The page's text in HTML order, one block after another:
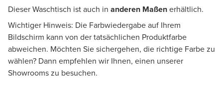
Dieser Waschtisch ist auch in anderen Maßenerhältlich.
Wichtiger Hinweis: Die Farbwiedergabe auf Ihrem
Bildschirm kann von der tatsächlichen Produktfarbe
abweichen. Möchten Sie sichergehen, die richtige Farbe zu
wählen? Dann empfehlen wir Ihnen, einen unserer
Showrooms zu besuchen.